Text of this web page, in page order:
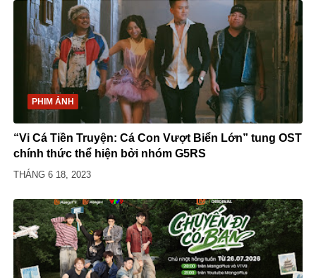
PHIM ẢNH
“Vi Cá Tiền Truyện: Cá Con Vượt Biển Lớn” tung OST
chính thức thể hiện bởi nhóm G5RS
THÁNG 6 18, 2023